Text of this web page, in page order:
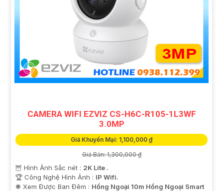
CAMERA WIFI EZVIZ CS-H6C-R105-1L3WF
3.0MP
Giá Khuyến Mại: 1,100,000 ₫
Giá Bán: 1,300,000 ₫
🦉 Hình Ảnh Sắc nét : 2K Lite .
🏆 Công Nghệ Hình Ảnh : IP Wifi.
❃ Xem Được Ban Đêm : Hồng Ngoại 10m Hồng Ngoại Smart